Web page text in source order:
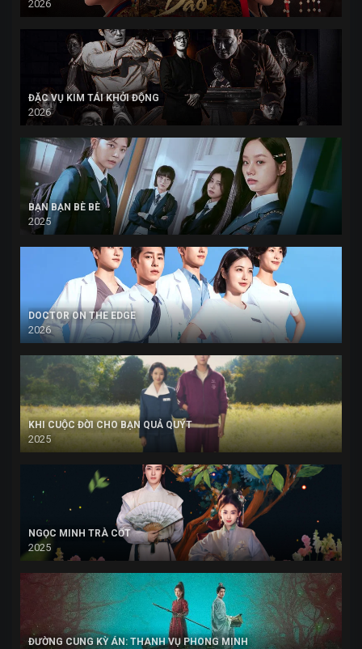
2026
ĐẶC VỤ KIM TÁI KHỞI ĐỘNG
2026
BẠN BẠN BÈ BÈ
2025
DOCTOR ON THE EDGE
2026
KHI CUỘC ĐỜI CHO BẠN QUẢ QUÝT
2025
NGỌC MINH TRÀ CỐT
2025
ĐƯỜNG CUNG KỲ ÁN: THANH VỤ PHONG MINH